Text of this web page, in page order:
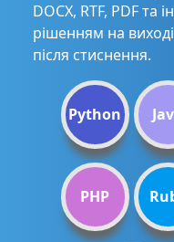
DOCX, RTF, PDF
рішенням на
після стиснення.
Python
PHP